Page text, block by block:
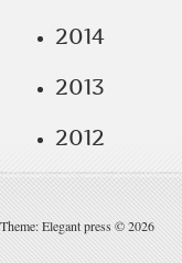
2014
2013
2012
Theme: Elegant press © 2026